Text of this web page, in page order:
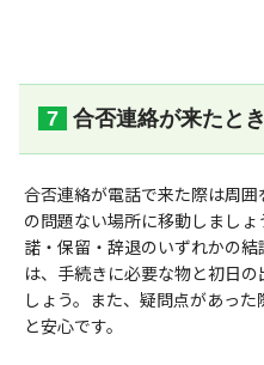
合否連絡が来たと
合否連絡が電話で来た際は周
の問題ない場所に移動しまし
諾・保留・辞退のいずれかの
は、手続きに必要な物と初日
しょう。また、疑問点があっ
と安心です。